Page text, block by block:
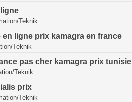
Teknik
ligne prix kamagra en france
Teknik
pas cher kamagra prix tunisie
Teknik
prix
Teknik